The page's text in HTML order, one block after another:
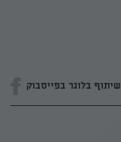
שיתוף בלוגר בפייסבוק